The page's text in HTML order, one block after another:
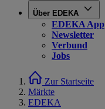
Über EDEKA
EDEKA App
Newsletter
Verbund
Jobs
Zur Startseite
Märkte
EDEKA